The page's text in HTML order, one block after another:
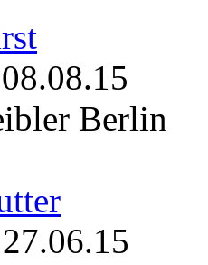
08.08.15
Berlin
27.06.15